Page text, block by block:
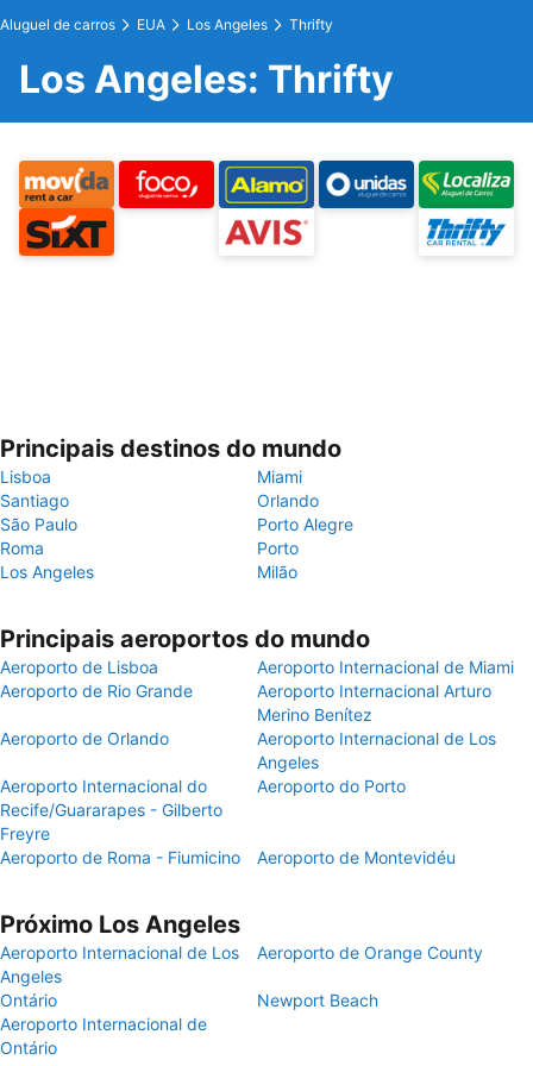
Aluguel de carros EUA Los Angeles Thrifty
Los Angeles: Thrifty
Principais destinos do mundo
Lisboa
Miami
Santiago
Orlando
São Paulo
Porto Alegre
Roma
Porto
Los Angeles
Milão
Principais aeroportos do mundo
Aeroporto de Lisboa
Aeroporto Internacional de Miami
Aeroporto de Rio Grande
Aeroporto Internacional Arturo
Merino Benítez
Aeroporto de Orlando
Aeroporto Internacional de Los
Angeles
Aeroporto Internacional do
Recife/Guararapes - Gilberto
Freyre
Aeroporto do Porto
Aeroporto de Roma - Fiumicino Aeroporto de Montevidéu
Próximo Los Angeles
Aeroporto Internacional de Los
Angeles
Aeroporto de Orange County
Ontário
Newport Beach
Aeroporto Internacional de
Ontário